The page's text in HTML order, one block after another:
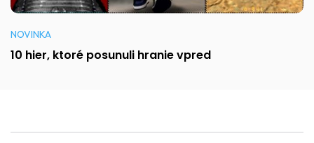
NOVINKA
10 hier, ktoré posunuli hranie vpred